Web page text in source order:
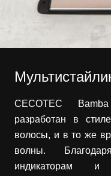
CECOTEC
разработан в
волосы, и в то же
волны.
индикаторам и